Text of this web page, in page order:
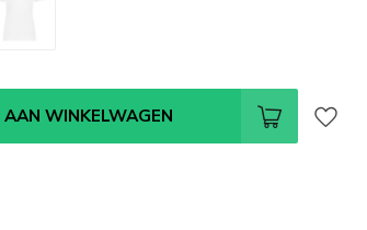
AAN WINKELWAGEN